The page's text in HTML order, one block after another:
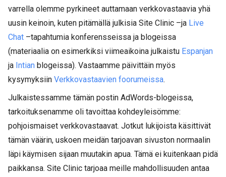
varrella olemme pyrkineet auttamaan verkkovastaavia yhä
uusin keinoin, kuten pitämällä julkisia Site Clinic –ja Live
Chat –tapahtumia konferensseissa ja blogeissa
(materiaalia on esimerkiksi viimeaikoina julkaistu Espanjan
ja Intian blogeissa). Vastaamme päivittäin myös
kysymyksiin Verkkovastaavien foorumeissa.
Julkaistessamme tämän postin AdWords-blogeissa,
tarkoituksenamme oli tavoittaa kohdeyleisömme:
pohjoismaiset verkkovastaavat. Jotkut lukijoista käsittivät
tämän väärin, uskoen meidän tarjoavan sivuston normaalin
läpi käymisen sijaan muutakin apua. Tämä ei kuitenkaan pidä
paikkansa. Site Clinic tarjoaa meille mahdollisuuden antaa